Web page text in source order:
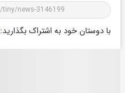
با دوستان خود به اشتراک بگذارید: